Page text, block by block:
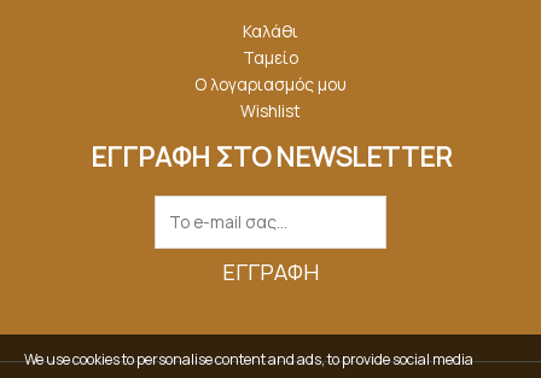
Καλάθι
Ταμείο
Ο λογαριασμός μου
Wishlist
ΕΓΓΡΑΦΗ ΣΤΟ NEWSLETTER
ΕΓΓΡΑΦΉ
We use cookies to personalise content and ads, to provide social media